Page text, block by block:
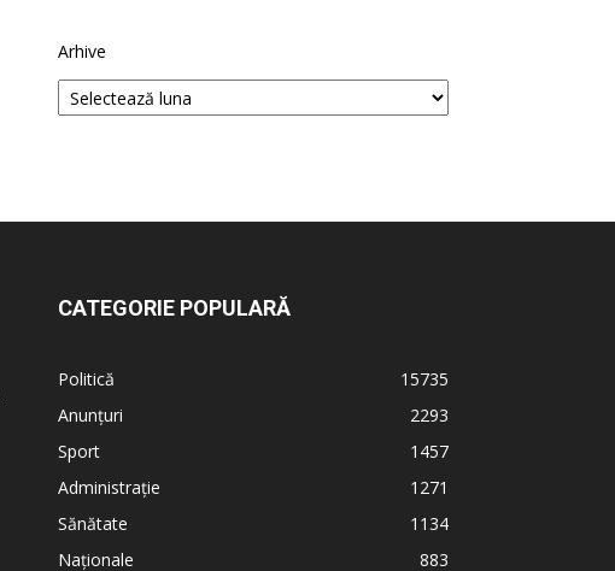
Arhive
CATEGORIE POPULARĂ
Politică
15735
Anunțuri
2293
Sport
1457
Administrație
1271
Sănătate
1134
Naționale
883